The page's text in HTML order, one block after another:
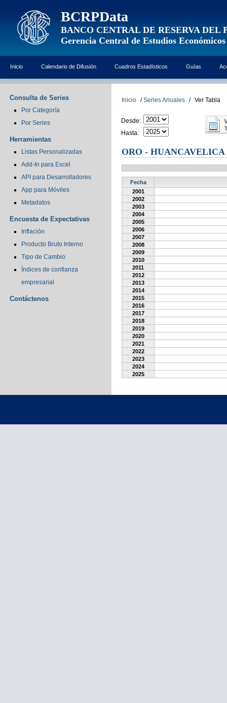
BCRPData
BANCO CENTRAL DE RESERVA DEL
Gerencia Central de Estudios Económicos
Inicio Calendario de Difusión Cuadros Estadísticos Guías
Consulta de Series
Por Categoría
Por Series
Herramientas
Listas Personalizadas
Add-In para Excel
API para Desarrolladores
App para Móviles
Metadatos
Encuesta de Expectativas
Inflación
Producto Bruto Interno
Tipo de Cambio
Índices de confianza
empresarial
Contáctenos
Inicio / Series Anuales / Ver Tabla
Desde:
Hasta:
ORO - HUANCAVELICA
Fecha
2001
2002
2003
2004
2005
2006
2007
2008
2009
2010
2011
2012
2013
2014
2015
2016
2017
2018
2019
2020
2021
2022
2023
2024
2025